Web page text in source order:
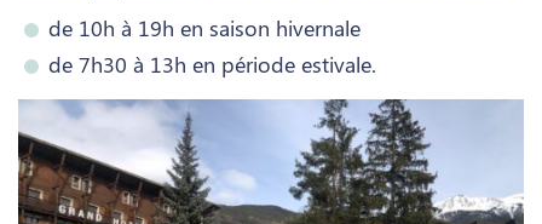
de 10h à 19h en saison hivernale
de 7h30 à 13h en période estivale.